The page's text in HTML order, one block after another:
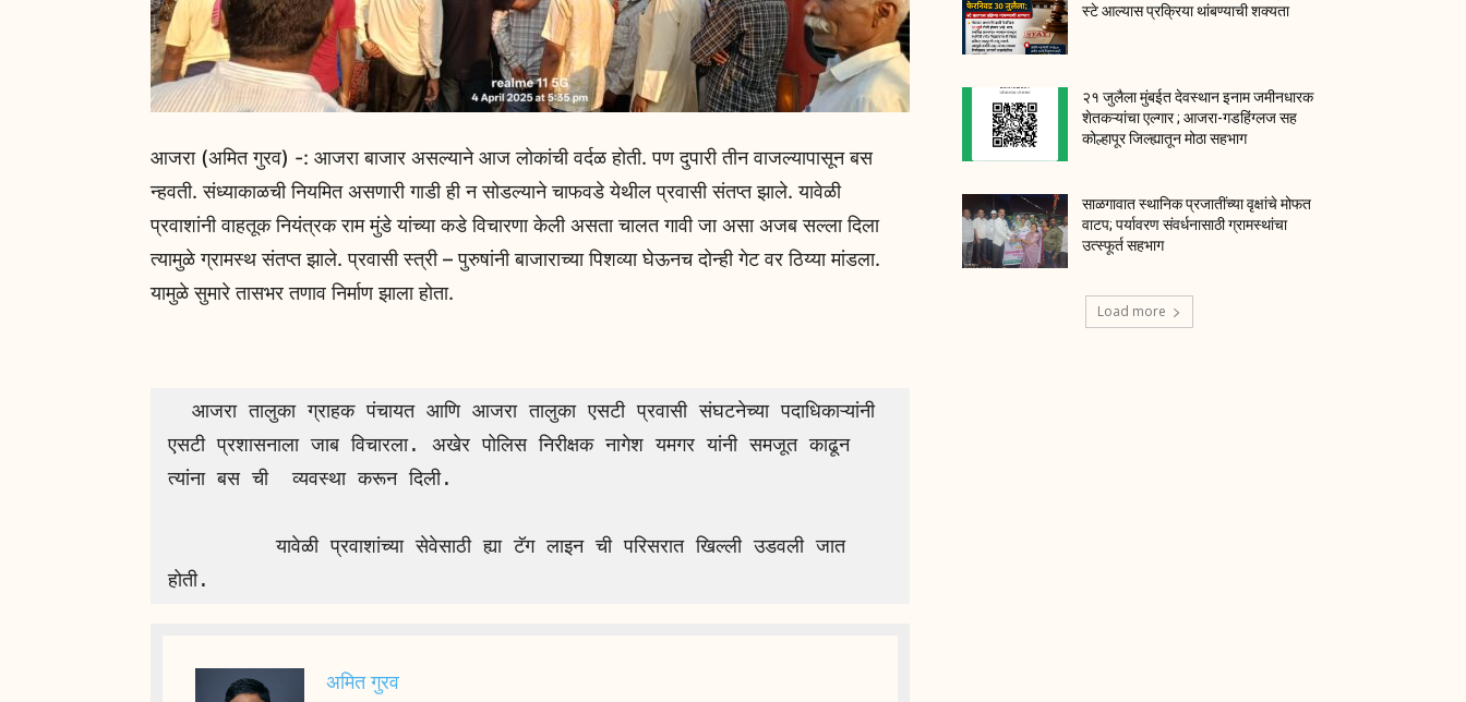
आजरा (अमित गुरव) -: आजरा बाजार असल्याने आज लोकांची वर्दळ होती. पण दुपारी तीन वाजल्यापासून बस
न्हवती. संध्याकाळची नियमित असणारी गाडी ही न सोडल्याने चाफवडे येथील प्रवासी संतप्त झाले. यावेळी
प्रवाशांनी वाहतूक नियंत्रक राम मुंडे यांच्या कडे विचारणा केली असता चालत गावी जा असा अजब सल्ला दिला
त्यामुळे ग्रामस्थ संतप्त झाले. प्रवासी स्त्री – पुरुषांनी बाजाराच्या पिशव्या घेऊनच दोन्ही गेट वर ठिय्या मांडला.
यामुळे सुमारे तासभर तणाव निर्माण झाला होता.
एसटी प्रशासनाला जाब विचारला. अखेर पोलिस निरीक्षक नागेश यमगर यांनी समजूत काढून
त्यांना बस ची  व्यवस्था करून दिली.
         यावेळी प्रवाशांच्या सेवेसाठी ह्या टॅग लाइन ची परिसरात खिल्ली उडवली जात
होती.
अमित गुरव
स्टे आल्यास प्रक्रिया थांबण्याची शक्यता
२१ जुलैला मुंबईत देवस्थान इनाम जमीनधारक
शेतकऱ्यांचा एल्गार ; आजरा-गडहिंग्लज सह
कोल्हापूर जिल्ह्यातून मोठा सहभाग
साळगावात स्थानिक प्रजातींच्या वृक्षांचे मोफत
वाटप; पर्यावरण संवर्धनासाठी ग्रामस्थांचा
उत्स्फूर्त सहभाग
Load more